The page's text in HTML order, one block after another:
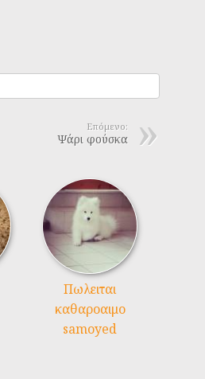
Επόμενο:
Ψάρι φούσκα
Πωλειται
καθαροαιμο
samoyed